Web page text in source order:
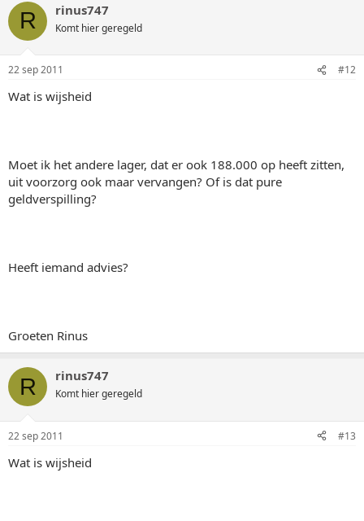
R rinus747
Komt hier geregeld
22 sep 2011 #12
Wat is wijsheid
Moet ik het andere lager, dat er ook 188.000 op heeft zitten,
uit voorzorg ook maar vervangen? Of is dat pure
geldverspilling?
Heeft iemand advies?
Groeten Rinus
R rinus747
Komt hier geregeld
22 sep 2011 #13
Wat is wijsheid